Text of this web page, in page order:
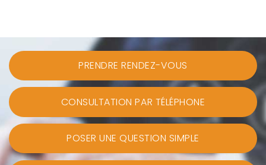
PRENDRE RENDEZ-VOUS
CONSULTATION PAR TÉLÉPHONE
POSER UNE QUESTION SIMPLE